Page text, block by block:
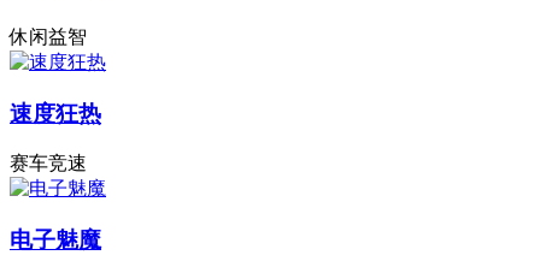
休闲益智
速度狂热
赛车竞速
电子魅魔